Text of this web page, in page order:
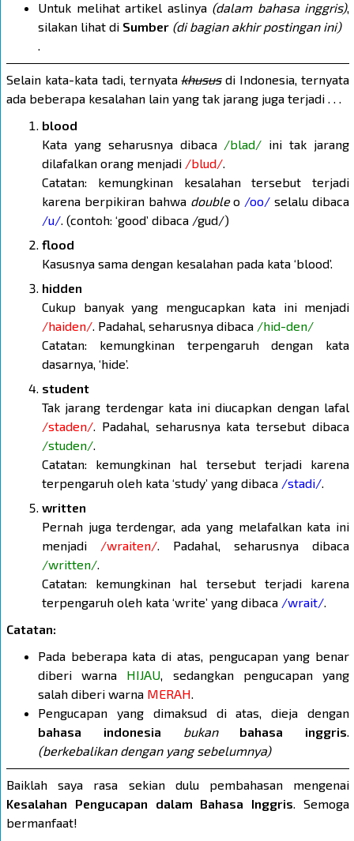
Untuk melihat artikel aslinya (dalam bahasa inggris),
silakan lihat di Sumber (di bagian akhir postingan ini)
.
Selain kata-kata tadi, ternyatakhususdi Indonesia, ternyata
ada beberapa kesalahan lain yang tak jarang juga terjadi . . .
blood
Kata yang seharusnya dibaca /blad/ ini tak jarang
dilafalkan orang menjadi /blud/.
Catatan: kemungkinan kesalahan tersebut terjadi
karena berpikiran bahwa doubleo /oo/ selalu dibaca
/u/. (contoh: ‘good’ dibaca /gud/)
flood
Kasusnya sama dengan kesalahan pada kata ‘blood’.
hidden
Cukup banyak yang mengucapkan kata ini menjadi
/haiden/. Padahal, seharusnya dibaca /hid-den/
Catatan: kemungkinan terpengaruh dengan kata
dasarnya, ‘hide’.
student
Tak jarang terdengar kata ini diucapkan dengan lafal
/staden/. Padahal, seharusnya kata tersebut dibaca
/studen/.
Catatan: kemungkinan hal tersebut terjadi karena
terpengaruh oleh kata ‘study’ yang dibaca /stadi/.
written
Pernah juga terdengar, ada yang melafalkan kata ini
menjadi /wraiten/. Padahal, seharusnya dibaca
/written/.
Catatan: kemungkinan hal tersebut terjadi karena
terpengaruh oleh kata ‘write’ yang dibaca /wrait/.
Catatan:
Pada beberapa kata di atas, pengucapan yang benar
diberi warna HIJAU, sedangkan pengucapan yang
salah diberi warna MERAH.
Pengucapan yang dimaksud di atas, dieja dengan
bahasa indonesia
bukan bahasa inggris.
(berkebalikan dengan yang sebelumnya)
Baiklah saya rasa sekian dulu pembahasan mengenai
Kesalahan Pengucapan dalam Bahasa Inggris. Semoga
bermanfaat!